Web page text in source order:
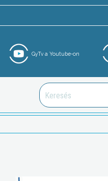
GyTv a Youtube-on